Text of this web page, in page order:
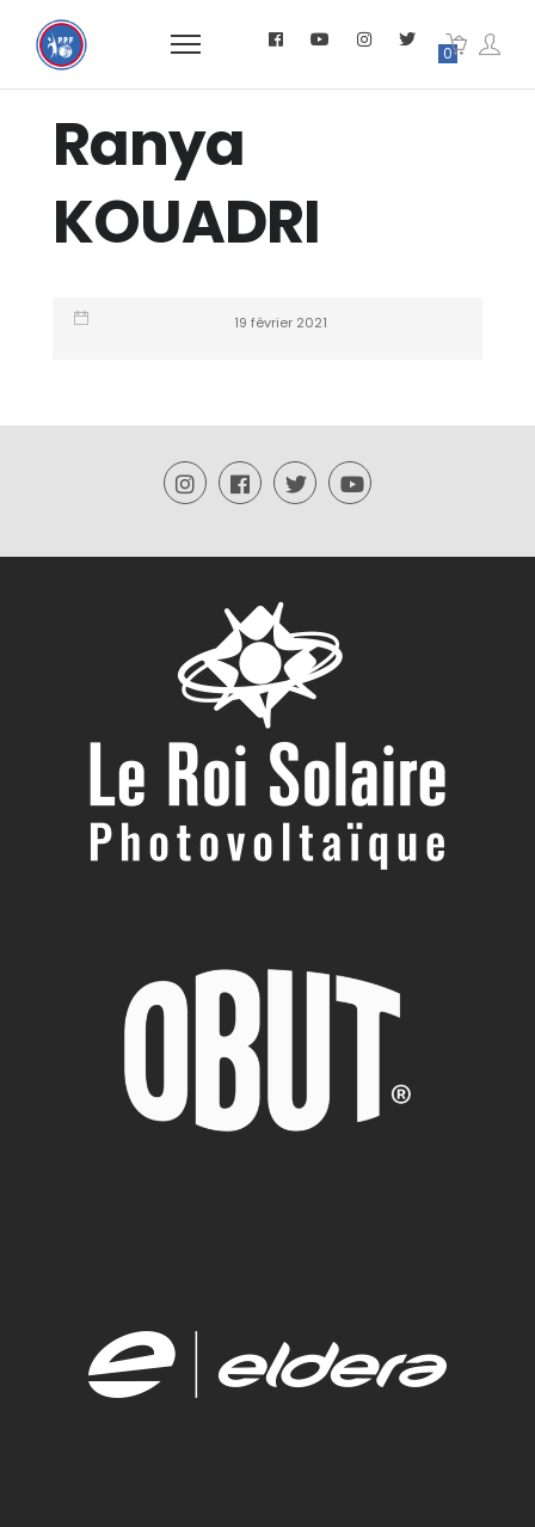
0
Ranya
KOUADRI
19 février 2021